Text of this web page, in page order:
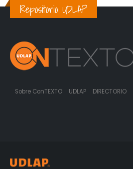
Repositorio UDLAP
Sobre ConTEXTO UDLAP DIRECTORIO